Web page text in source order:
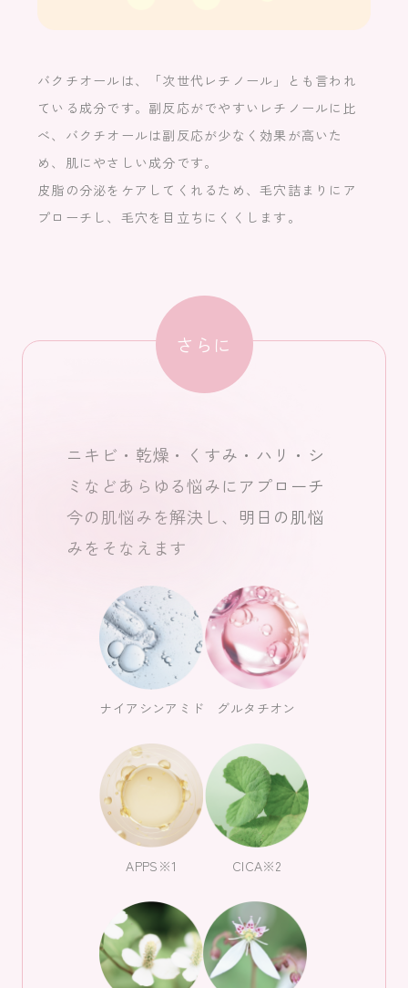
バクチオールは、「次世代レチノール」とも言われ
ている成分です。副反応がでやすいレチノールに比
べ、バクチオールは副反応が少なく効果が高いた
め、肌にやさしい成分です。
皮脂の分泌をケアしてくれるため、毛穴詰まりにア
プローチし、毛穴を目立ちにくくします。
さらに
ニキビ・乾燥・くすみ・ハリ・シ
ミなどあらゆる悩みにアプローチ
今の肌悩みを解決し、明日の肌悩
みをそなえます
ナイアシンアミド グルタチオン
APPS※1 CICA※2